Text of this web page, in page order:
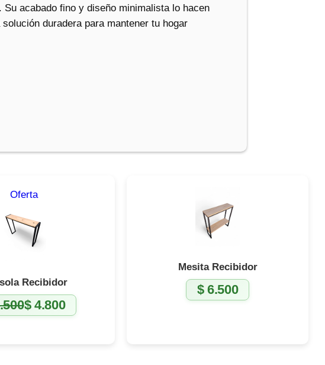
acabado fino y diseño minimalista lo hacen
duradera para mantener tu hogar
OfertaProducto
oferta
Recibidor
El
precio
$4.800
El
precio
Mesita Recibidor
$6.500